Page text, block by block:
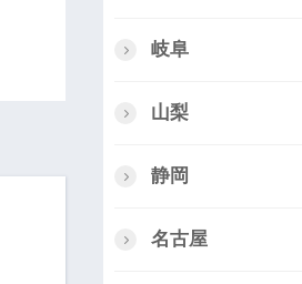
岐阜
山梨
静岡
名古屋